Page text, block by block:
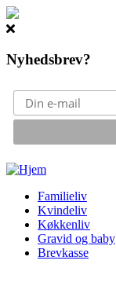
Nyhedsbrev?
Gå til hovedindhold
Familieliv
Kvindeliv
Køkkenliv
Gravid og baby
Brevkasse